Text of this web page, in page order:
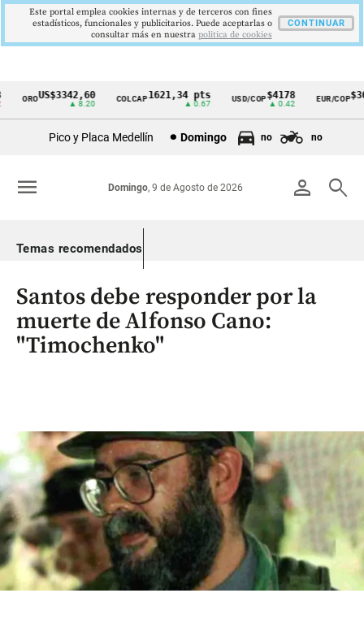
Cintillo
Colombia
OROUS$3342,60
▲ 8.20
COLCAP1621,34 pts
▲ 0.67
USD/COP$4178
▲ 0.42
EUR/COP
Pico y Placa Medellín Domingo no no
person search
Domingo, 9 de Agosto de 2026
menu
Temas recomendados
Santos debe responder por la
muerte de Alfonso Cano:
"Timochenko"
Este portal emplea cookies internas y de terceros con fines
estadísticos, funcionales y publicitarios. Puede aceptarlas o
consultar más en nuestra politica de cookies
CONTINUAR